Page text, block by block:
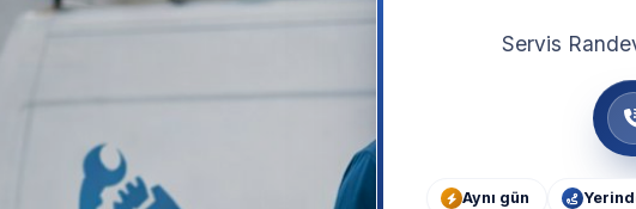
Servis
Aynı gün